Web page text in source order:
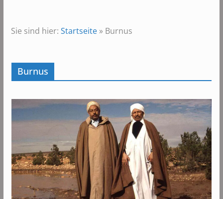
Sie sind hier: Startseite» Burnus
Burnus